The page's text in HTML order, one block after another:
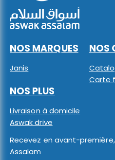
NOS MARQUES
Janis
NOS
Carte
NOS PLUS
Livraison à domicile
Aswak drive
Recevez en avant-
Assalam